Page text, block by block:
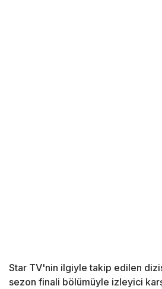
Star TV'nin ilgiyle takip edilen
sezon finali bölümüyle izleyici